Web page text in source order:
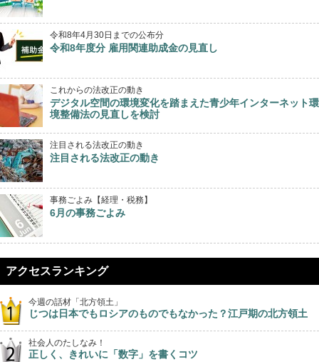
令和8年4月30日までの公布分
令和8年度分 雇用関連助成金の見直し
これからの法改正の動き
デジタル空間の環境変化を踏まえた青少年インターネット環
境整備法の見直しを検討
注目される法改正の動き
注目される法改正の動き
事務ごよみ【経理・税務】
6月の事務ごよみ
アクセスランキング
今週の話材「北方領土」
じつは日本でもロシアのものでもなかった？江戸期の北方領土
社会人のたしなみ！
正しく、きれいに「数字」を書くコツ